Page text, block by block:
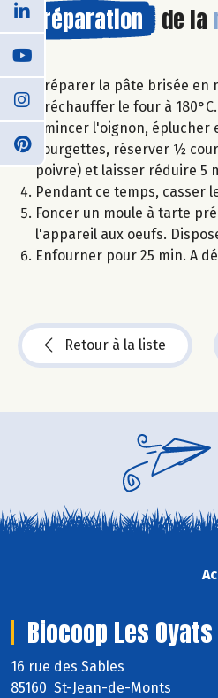
Préparation de la
Préparer la pâte brisée
Préchauffer le four à 180°C.
Emincer l'oignon, éplucher
courgettes, réserver ½
poivre) et laisser réduire 5
Pendant ce temps, casser
Foncer un moule à tarte
l'appareil aux oeufs.
Enfourner pour 25 min. A
Retour à la liste
Biocoop Les Oyats
16 rue des Sables
85160 St-Jean-de-Monts